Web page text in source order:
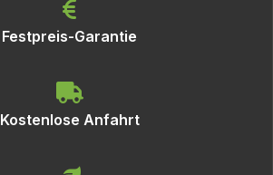
Festpreis-Garantie
Kostenlose Anfahrt